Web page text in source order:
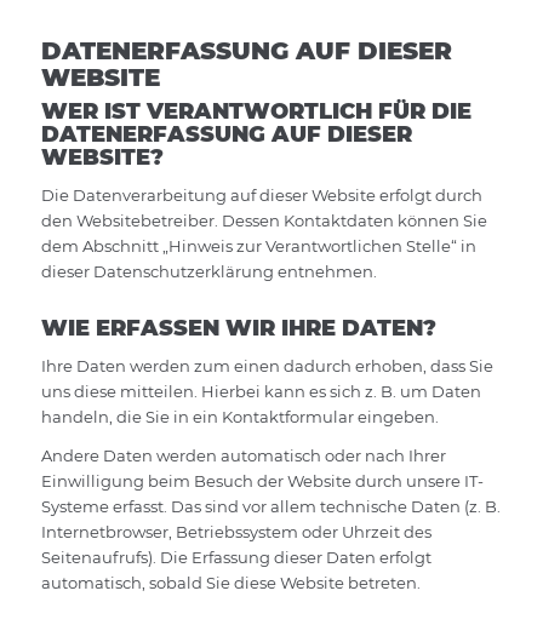
DATENERFASSUNG AUF DIESER
WEBSITE
WER IST VERANTWORTLICH FÜR DIE
DATENERFASSUNG AUF DIESER
WEBSITE?
Die Datenverarbeitung auf dieser Website erfolgt durch
den Websitebetreiber. Dessen Kontaktdaten können Sie
dem Abschnitt „Hinweis zur Verantwortlichen Stelle“ in
dieser Datenschutzerklärung entnehmen.
WIE ERFASSEN WIR IHRE DATEN?
Ihre Daten werden zum einen dadurch erhoben, dass Sie
uns diese mitteilen. Hierbei kann es sich z. B. um Daten
handeln, die Sie in ein Kontaktformular eingeben.
Andere Daten werden automatisch oder nach Ihrer
Einwilligung beim Besuch der Website durch unsere IT-
Systeme erfasst. Das sind vor allem technische Daten (z. B.
Internetbrowser, Betriebssystem oder Uhrzeit des
Seitenaufrufs). Die Erfassung dieser Daten erfolgt
automatisch, sobald Sie diese Website betreten.